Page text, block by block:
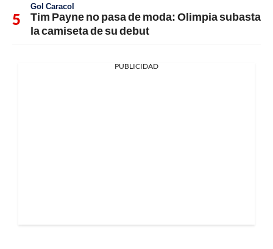
Gol Caracol
Tim Payne no pasa de moda: Olimpia subasta
la camiseta de su debut
PUBLICIDAD